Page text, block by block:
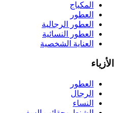
المكياج
العطور
العطور الرجالية
العطور النسائية
العناية الشخصية
الأزياء
العطور
الرجال
النساء